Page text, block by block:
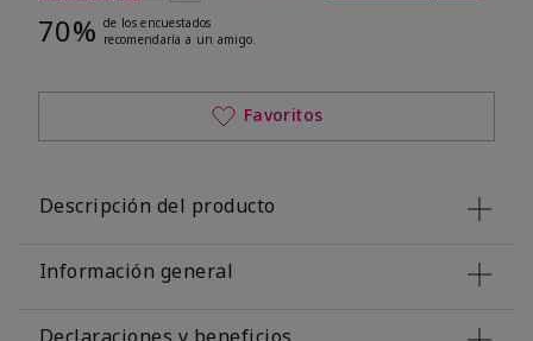
70% de los encuestados
recomendaría a un amigo.
Favoritos
Descripción del producto
Información general